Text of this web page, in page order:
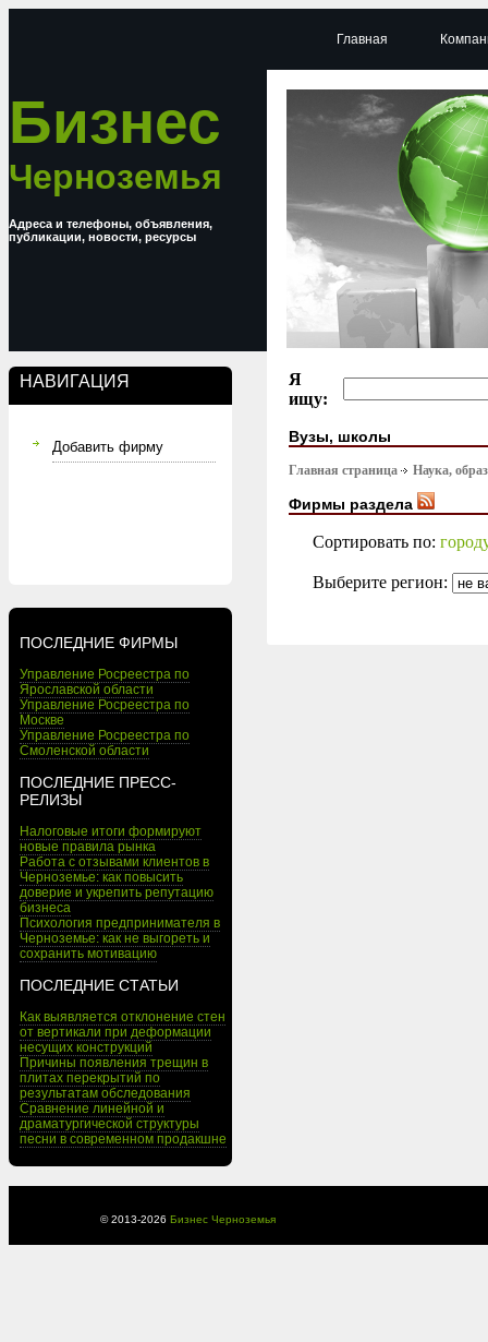
Бизнес
Черноземья
Адреса и телефоны, объявления,
публикации, новости, ресурсы
НАВИГАЦИЯ
Добавить фирму
ПОСЛЕДНИЕ ФИРМЫ
Управление Росреестра по
Ярославской области
Управление Росреестра по
Москве
Управление Росреестра по
Смоленской области
ПОСЛЕДНИЕ ПРЕСС-
РЕЛИЗЫ
Налоговые итоги формируют
новые правила рынка
Работа с отзывами клиентов в
Черноземье: как повысить
доверие и укрепить репутацию
бизнеса
Психология предпринимателя в
Черноземье: как не выгореть и
сохранить мотивацию
ПОСЛЕДНИЕ СТАТЬИ
Как выявляется отклонение стен
от вертикали при деформации
несущих конструкций
Причины появления трещин в
плитах перекрытий по
результатам обследования
Сравнение линейной и
драматургической структуры
песни в современном продакшне
Главная
Я
ищу:
Вузы, школы
Главная страница Наука,
Фирмы раздела
Сортировать по:
Выберите регион:
© 2013-2026 Бизнес Черноземья